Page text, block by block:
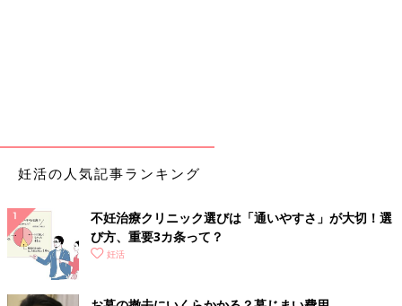
妊活の人気記事ランキング
不妊治療クリニック選びは「通いやすさ」が大切！選
び方、重要3カ条って？
妊活